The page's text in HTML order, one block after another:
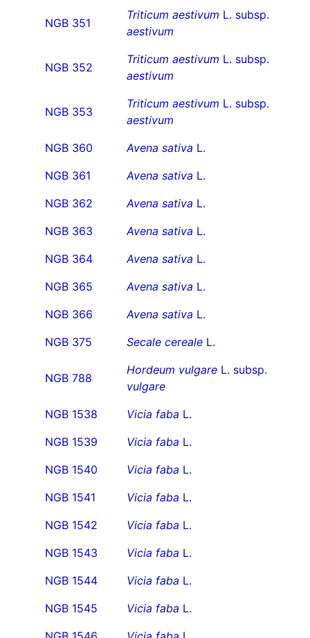
NGB 351
Triticum aestivum L. subsp.
aestivum
NGB 352
Triticum aestivum L. subsp.
aestivum
NGB 353
Triticum aestivum L. subsp.
aestivum
NGB 360
Avena sativa L.
NGB 361
Avena sativa L.
NGB 362
Avena sativa L.
NGB 363
Avena sativa L.
NGB 364
Avena sativa L.
NGB 365
Avena sativa L.
NGB 366
Avena sativa L.
NGB 375
Secale cereale L.
NGB 788
Hordeum vulgare L. subsp.
vulgare
NGB 1538
Vicia faba L.
NGB 1539
Vicia faba L.
NGB 1540
Vicia faba L.
NGB 1541
Vicia faba L.
NGB 1542
Vicia faba L.
NGB 1543
Vicia faba L.
NGB 1544
Vicia faba L.
NGB 1545
Vicia faba L.